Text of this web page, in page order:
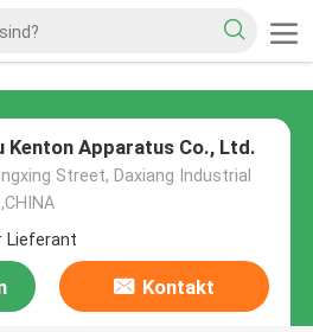
Kenton Apparatus Co., Ltd.
Street, Daxiang Industrial
Lieferant
Kontakt